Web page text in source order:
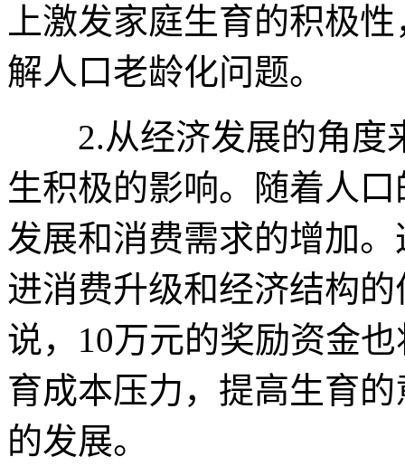
上激发家庭生育的积极
解人口老龄化问题。
2.从经济发展的角度
生积极的影响。随着人
发展和消费需求的增加
进消费升级和经济结构
说，10万元的奖励资金
育成本压力，提高生育
的发展。